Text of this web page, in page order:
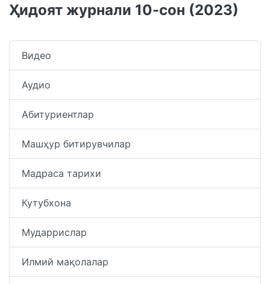
Ҳидоят журнали 10-сон (2023)
Видео
Аудио
Абитуриентлар
Машҳур битирувчилар
Мадраса тарихи
Кутубхона
Мударрислар
Илмий мақолалар